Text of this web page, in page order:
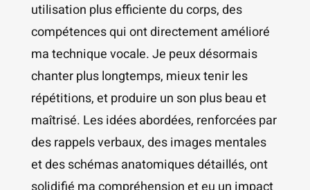
utilisation plus efficiente du corps, des
compétences qui ont directement amélioré
ma technique vocale. Je peux désormais
chanter plus longtemps, mieux tenir les
répétitions, et produire un son plus beau et
maîtrisé. Les idées abordées, renforcées par
des rappels verbaux, des images mentales
et des schémas anatomiques détaillés, ont